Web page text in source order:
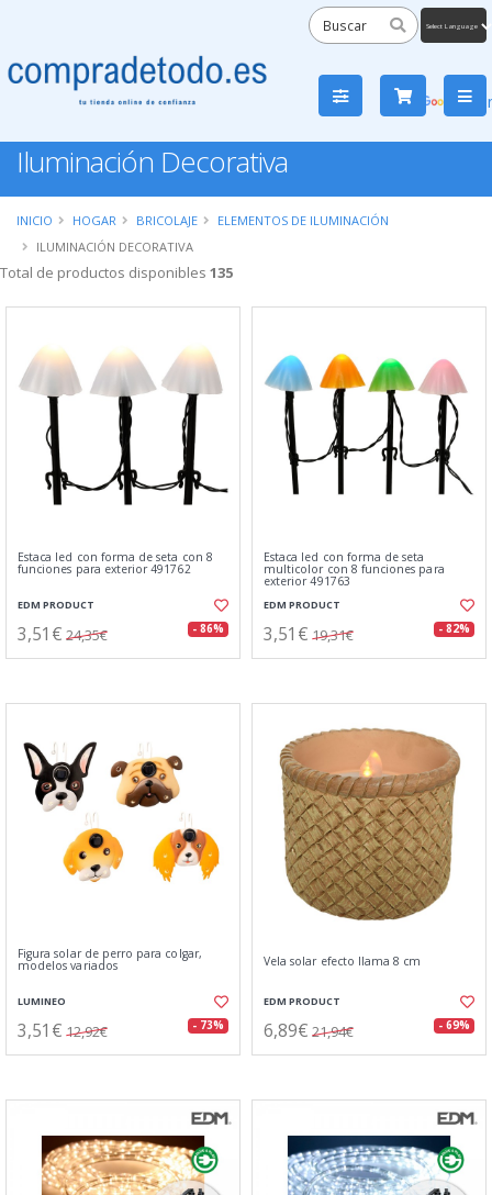
by
Iluminación Decorativa
INICIO HOGAR BRICOLAJE
ELEMENTOS DE ILUMINACIÓN
ILUMINACIÓN DECORATIVA
Total de productos disponibles 135
Estaca led con forma de seta con 8
funciones para exterior 491762
EDM PRODUCT
3,51€ 24,35€ - 86%
Estaca led con forma de seta
multicolor con 8 funciones para
exterior 491763
EDM PRODUCT
3,51€ 19,31€ - 82%
Figura solar de perro para colgar,
modelos variados
LUMINEO
3,51€ 12,92€ - 73%
Vela solar efecto llama 8 cm
EDM PRODUCT
6,89€ 21,94€ - 69%